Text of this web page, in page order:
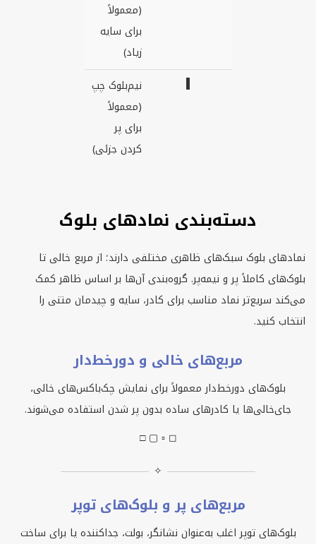
(معمولاً
برای سایه
زیاد)
نیم‌بلوک چپ
(معمولاً
برای پر
کردن جزئی)
دسته‌بندی نمادهای بلوک
نمادهای بلوک سبک‌های ظاهری مختلفی دارند؛ از مربع خالی تا
بلوک‌های کاملاً پر و نیمه‌پر. گروه‌بندی آن‌ها بر اساس ظاهر کمک
می‌کند سریع‌تر نماد مناسب برای کادر، سایه و چیدمان متنی را
انتخاب کنید.
مربع‌های خالی و دورخط‌دار
بلوک‌های دورخط‌دار معمولاً برای نمایش چک‌باکس‌های خالی،
جای‌خالی‌ها یا کادرهای ساده بدون پر شدن استفاده می‌شوند.
□ ▢ ▫ ◻
✧
مربع‌های پر و بلوک‌های توپر
بلوک‌های توپر اغلب به‌عنوان نشانگر، بولت، جداکننده یا برای ساخت